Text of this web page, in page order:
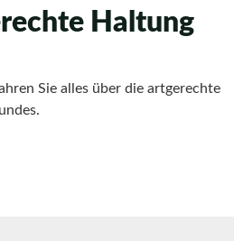
Haltung
Sie alles über die artgerechte